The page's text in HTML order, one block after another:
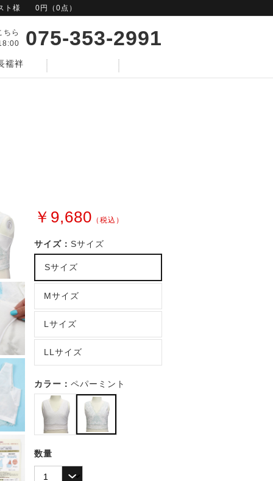
ト様 0円（0点）
ちら
075-353-2991
襦袢
検索
￥9,680 （税込）
サイズ： Sサイズ
Sサイズ
Mサイズ
Lサイズ
LLサイズ
カラー： ペパーミント
数量